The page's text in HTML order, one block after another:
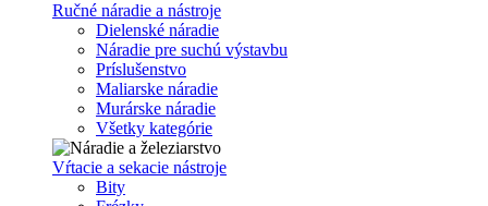
Ručné náradie a nástroje
Dielenské náradie
Náradie pre suchú výstavbu
Príslušenstvo
Maliarske náradie
Murárske náradie
Všetky kategórie
Vŕtacie a sekacie nástroje
Bity